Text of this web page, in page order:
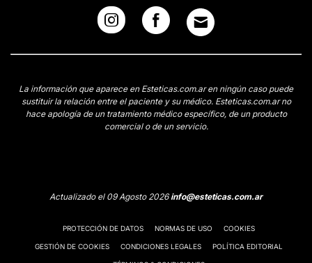
La información que aparece en Esteticas.com.ar en ningún caso puede
sustituir la relación entre el paciente y su médico. Esteticas.com.ar no
hace apología de un tratamiento médico específico, de un producto
comercial o de un servicio.
Actualizado el 09 Agosto 2026info@esteticas.com.ar
PROTECCIÓN DE DATOS NORMAS DE USO COOKIES
GESTIÓN DE COOKIES CONDICIONES LEGALES POLÍTICA EDITORIAL